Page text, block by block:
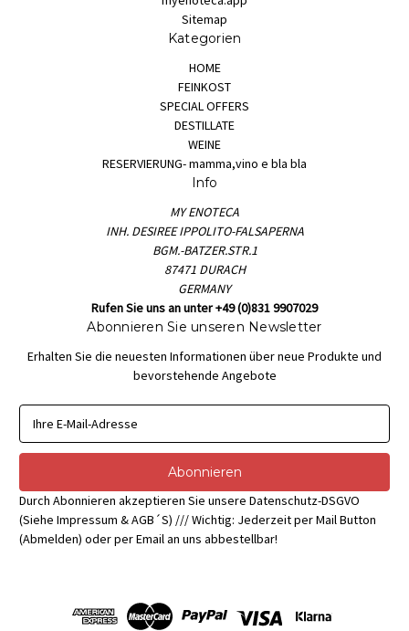
Sitemap
Kategorien
HOME
FEINKOST
SPECIAL OFFERS
DESTILLATE
WEINE
RESERVIERUNG- mamma,vino e bla bla
Info
MY ENOTECA
INH. DESIREE IPPOLITO-FALSAPERNA
BGM.-BATZER.STR.1
87471 DURACH
GERMANY
Rufen Sie uns an unter +49 (0)831 9907029
Abonnieren Sie unseren Newsletter
Erhalten Sie die neuesten Informationen über neue Produkte und
bevorstehende Angebote
M
i
l
-
A
Durch Abonnieren akzeptieren Sie unsere Datenschutz-DSGVO
(Siehe Impressum & AGB´S) /// Wichtig: Jederzeit per Mail Button
(Abmelden) oder per Email an uns abbestellbar!